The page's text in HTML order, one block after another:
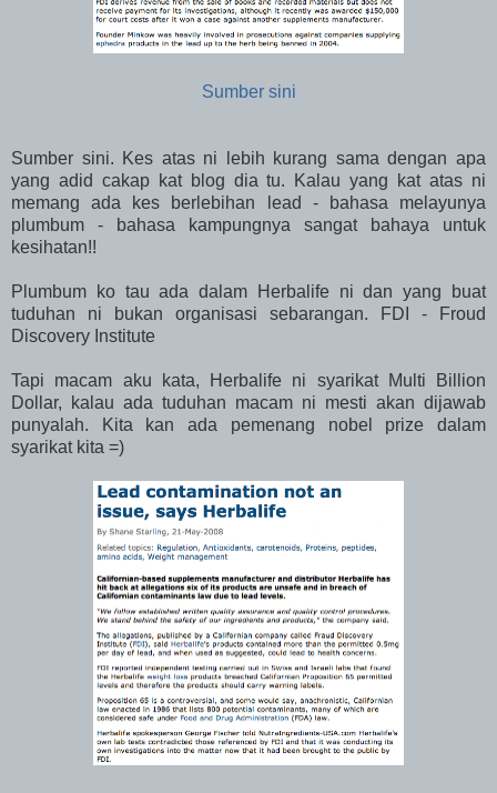
Sumber sini
Sumber sini. Kes atas ni lebih kurang sama dengan apa
yang adid cakap kat blog dia tu. Kalau yang kat atas ni
memang ada kes berlebihan lead - bahasa melayunya
plumbum - bahasa kampungnya sangat bahaya untuk
kesihatan!!
Plumbum ko tau ada dalam Herbalife ni dan yang buat
tuduhan ni bukan organisasi sebarangan. FDI - Froud
Discovery Institute
Tapi macam aku kata, Herbalife ni syarikat Multi Billion
Dollar, kalau ada tuduhan macam ni mesti akan dijawab
punyalah. Kita kan ada pemenang nobel prize dalam
syarikat kita =)